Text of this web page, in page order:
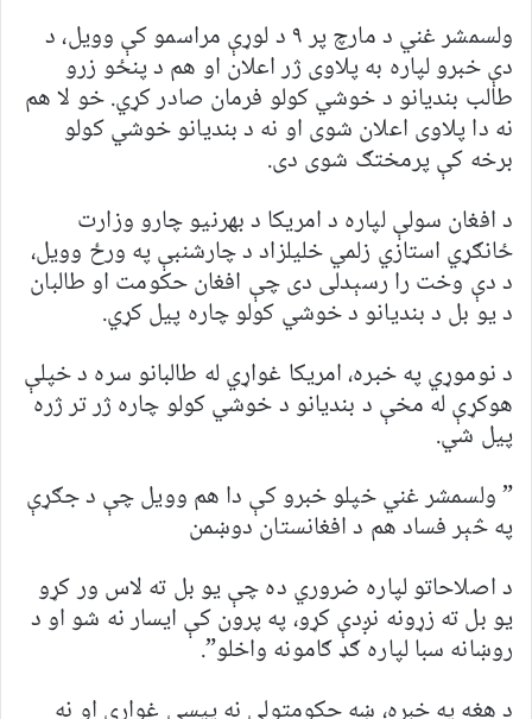
ولسمشر غني د مارچ پر ۹ د لوړې مراسمو کې وویل، د
دې خبرو لپاره به پلاوی ژر اعلان او هم د پنځو زرو
طالب بندیانو د خوشي کولو فرمان صادر کړي. خو لا هم
نه دا پلاوی اعلان شوی او نه د بندیانو خوشي کولو
برخه کې پرمختګ شوی دی.
د افغان سولې لپاره د امریکا د بهرنیو چارو وزارت
ځانګړي استازي زلمي خلیلزاد د چارشنبې په ورځ وویل،
د دې وخت را رسېدلی دی چې افغان حکومت او طالبان
د یو بل د بندیانو د خوشي کولو چاره پیل کړي.
د نوموړي په خبره، امریکا غواړي له طالبانو سره د خپلې
هوکړې له مخې د بندیانو د خوشي کولو چاره ژر تر ژره
پیل شي.
” ولسمشر غني خپلو خبرو کې دا هم وویل چې د جګړې
په څېر فساد هم د افغانستان دوښمن
د اصلاحاتو لپاره ضروري ده چې یو بل ته لاس ور کړو
یو بل ته زړونه نږدې کړو، په پرون کې ایسار نه شو او د
روښانه سبا لپاره ګډ ګامونه واخلو”.